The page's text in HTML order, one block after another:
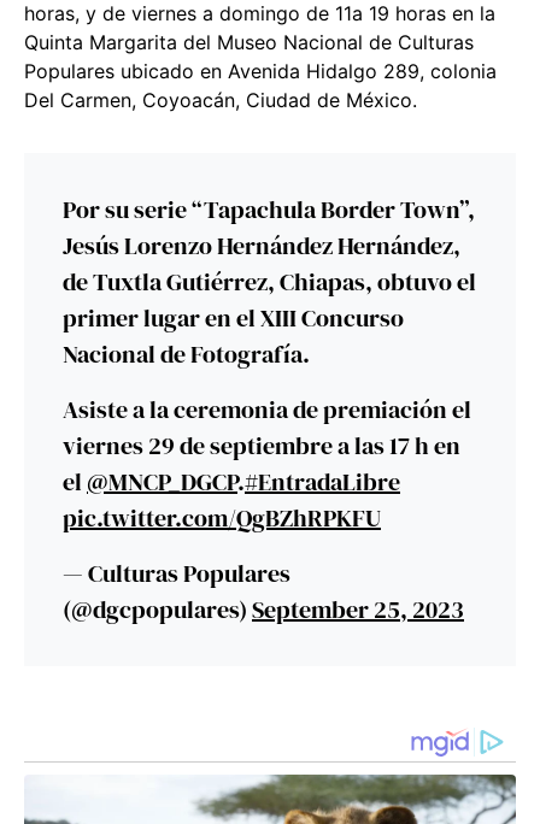
horas, y de viernes a domingo de 11a 19 horas en la
Quinta Margarita del Museo Nacional de Culturas
Populares ubicado en Avenida Hidalgo 289, colonia
Del Carmen, Coyoacán, Ciudad de México.
Por su serie “Tapachula Border Town”,
Jesús Lorenzo Hernández Hernández,
de Tuxtla Gutiérrez, Chiapas, obtuvo el
primer lugar en el XIII Concurso
Nacional de Fotografía.
Asiste a la ceremonia de premiación el
viernes 29 de septiembre a las 17 h en
el @MNCP_DGCP.#EntradaLibre
pic.twitter.com/QgBZhRPKFU
— Culturas Populares
(@dgcpopulares)September 25, 2023